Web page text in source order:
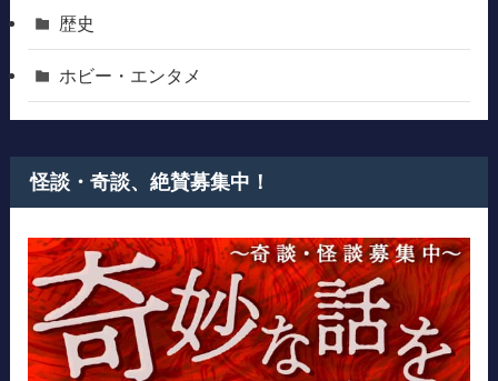
歴史
ホビー・エンタメ
怪談・奇談、絶賛募集中！